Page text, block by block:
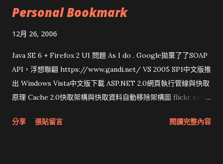
Personal Bookmark
12月 26, 2006
Java SE 6 + Firefox 2 UI 問題 As I do . Google拋棄了了SOAP
API，浮想聯翩 https://www.gandi.net/ VS 2005 SP1中文版推
出 Windows Vista中文版下載 ASP.NET 2.0網頁執行管線與快取
原理 Cache 2.0快取架構與快取資料自動移除架構圖 flickr sync
圖治推動改革 Wait and see 國內某SOC疑遭駭客入侵 大砲開講
分享 張貼留言 閱讀完整內容